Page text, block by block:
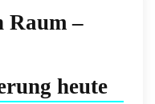
Raum –
heute